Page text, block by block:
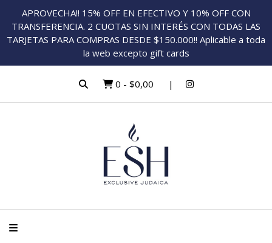
APROVECHA!! 15% OFF EN EFECTIVO Y 10% OFF CON
TRANSFERENCIA. 2 CUOTAS SIN INTERÉS CON TODAS LAS
TARJETAS PARA COMPRAS DESDE $150.000!! Aplicable a toda
la web excepto gift cards
0 - $0,00